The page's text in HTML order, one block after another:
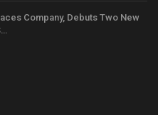
Company, Debuts Two New